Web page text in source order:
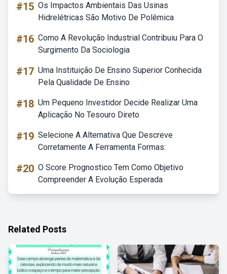
#15 Os Impactos Ambientais Das Usinas
Hidrelétricas São Motivo De Polêmica
#16 Como A Revolução Industrial Contribuiu Para O
Surgimento Da Sociologia
#17 Uma Instituição De Ensino Superior Conhecida
Pela Qualidade De Ensino
#18 Um Pequeno Investidor Decide Realizar Uma
Aplicação No Tesouro Direto
#19 Selecione A Alternativa Que Descreve
Corretamente A Ferramenta Formas:
#20 O Score Prognostico Tem Como Objetivo
Compreender A Evolução Esperada
Related Posts